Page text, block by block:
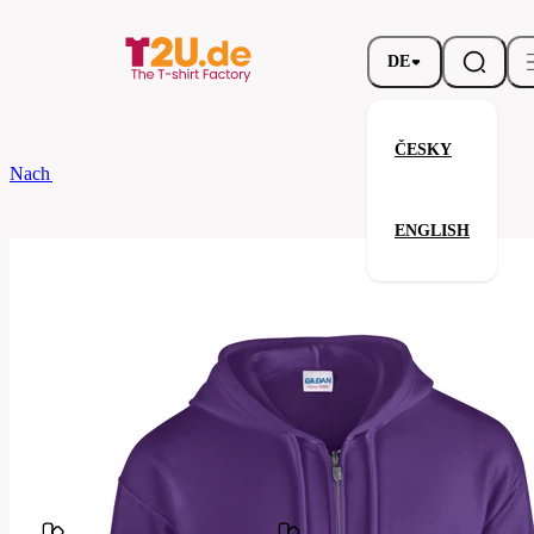
DE
ČESKY
ENGLISH
Nach dem Brand
Parameter
G18600-
Verwandte Produkte
Ihre Zufriedenheit ist unsere Priorität.